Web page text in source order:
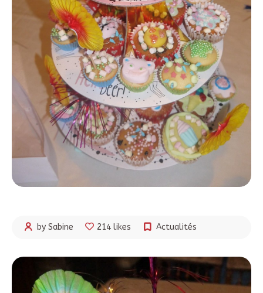
by Sabine 214 likes Actualités